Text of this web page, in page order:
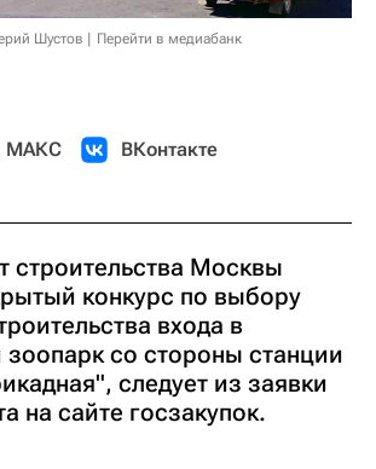
Шустов Перейти в медиабанк
МАКС ВКонтакте
строительства Москвы
конкурс по выбору
входа в
со стороны станции
следует из заявки
на сайте госзакупок.